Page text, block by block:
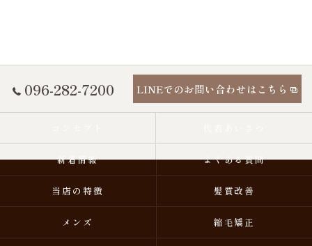
096-282-7200 LINEでのお問い合わせはこちら
新着情報 よくある質問
当店の特徴 髪質改善
メンズ 縮毛矯正